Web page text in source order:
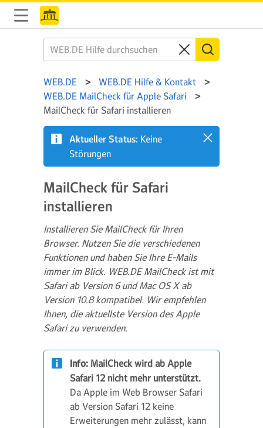
WEB.DE
WEB.DE Hilfe & Kontakt
WEB.DE MailCheck für Apple Safari
MailCheck für Safari installieren
Aktueller Status: Keine
Störungen
MailCheck für Safari
installieren
Installieren Sie MailCheck für Ihren
Browser. Nutzen Sie die verschiedenen
Funktionen und haben Sie Ihre E-Mails
immer im Blick. WEB.DE MailCheck ist mit
Safari ab Version 6 und Mac OS X ab
Version 10.8 kompatibel. Wir empfehlen
Ihnen, die aktuellste Version des Apple
Safari zu verwenden.
Info: MailCheck wird ab Apple
Safari 12 nicht mehr unterstützt.
Da Apple im Web Browser Safari
ab Version Safari 12 keine
Erweiterungen mehr zulässt, kann